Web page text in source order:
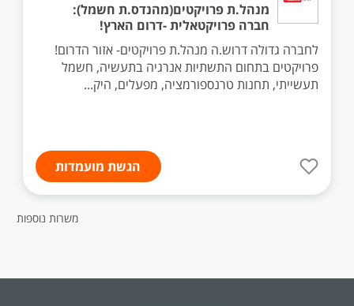
מנהל.ת פרויקטים(מהנדס.ת חשמל):
חברה פרויקטאלית -דרום הארץ!
לחברה גדולה דרוש.ה מנהל.ת פרויקטים- אזור הדרום!
פרויקטים בתחום התשתיות אנרגיה בתעשיה, חשמל
תעשייתי, תחנות טרנספורמציה, מפעלים, היק...
הגשת מועמדות
משרות נוספות